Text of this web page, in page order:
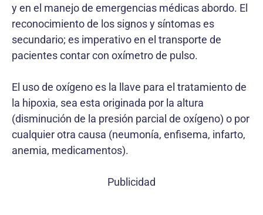
y en el manejo de emergencias médicas abordo. El
reconocimiento de los signos y síntomas es
secundario; es imperativo en el transporte de
pacientes contar con oxímetro de pulso.
El uso de oxígeno es la llave para el tratamiento de
la hipoxia, sea esta originada por la altura
(disminución de la presión parcial de oxígeno) o por
cualquier otra causa (neumonía, enfisema, infarto,
anemia, medicamentos).
Publicidad